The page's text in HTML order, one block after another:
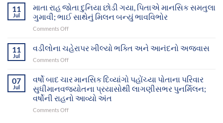
માનસિક
દિવ્યાંગો
સુધી
આશ્રમનાં
12
મનોરોગીઓભુજથી
પોતાના
પરિવાર
સુધી
11
Jul
માતા રાહ જોતા દુનિયા છોડી ગયા, પિતાએ માનસિક સમતુલા
ગુમાવી; ભાઈ સાથેનું મિલન બન્યું ભાવવિભોર
Comments Offon
રાહ
જોતા
દુનિયા
ગયા,
પિતાએ
માનસિક
11
Jul
વડીલોના ચહેરાપર ખીલ્યો ભક્તિ અને આનંદનો અજવાસ
Comments Offon
ચહેરાપર
ખીલ્યો
ભક્તિ
અને
આનંદનો
07
Jul
વર્ષો બાદ ચાર માનસિક દિવ્યાંગો પહોંચ્યા પોતાના પરિવાર
સુધીમાનવજ્યોતના પ્રયાસોથી લાગણીસભર પુનર્મિલન;
વર્ષોની રાહનો આવ્યો અંત
Comments Offon